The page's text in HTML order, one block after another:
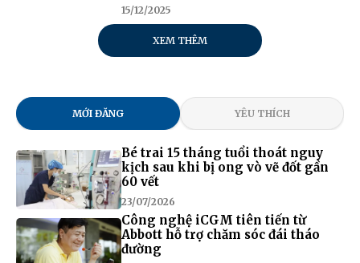
15/12/2025
XEM THÊM
MỚI ĐĂNG YÊU THÍCH
Bé trai 15 tháng tuổi thoát nguy
kịch sau khi bị ong vò vẽ đốt gần
60 vết
23/07/2026
Công nghệ iCGM tiên tiến từ
Abbott hỗ trợ chăm sóc đái tháo
đường